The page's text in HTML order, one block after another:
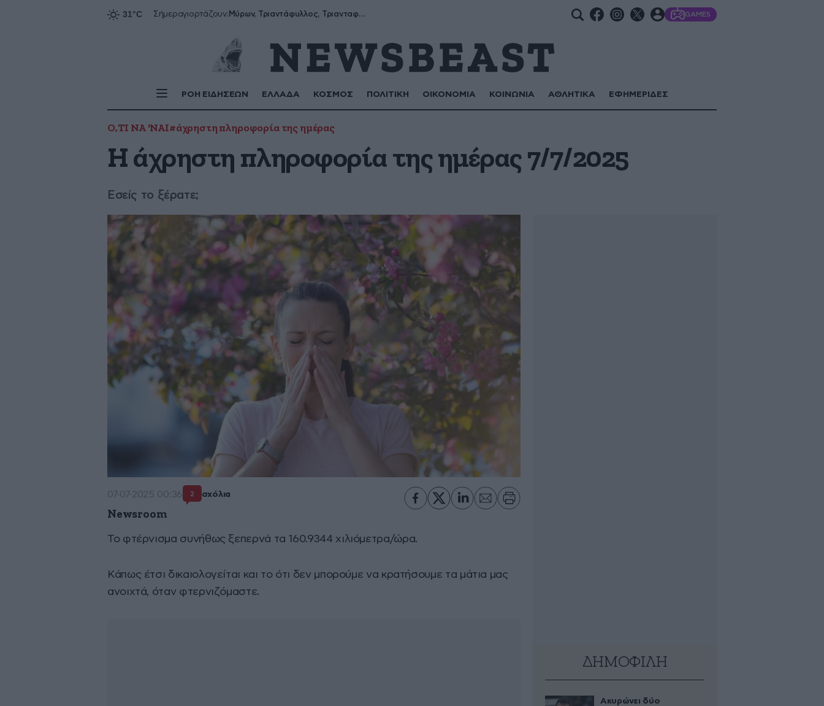
Σήμεραγιορτάζουν: Μύρων, Τριαντάφυλλος, Τριανταφυλλιά, Φυλλιώ, Ρόζα GAMES
ΡΟΗ ΕΙΔΗΣΕΩΝ ΕΛΛΑΔΑ ΚΟΣΜΟΣ ΠΟΛΙΤΙΚΗ ΟΙΚΟΝΟΜΙΑ ΚΟΙΝΩΝΙΑ ΑΘΛΗΤΙΚΑ ΕΦΗΜΕΡΙΔΕΣ
Ο,ΤΙ ΝΑ 'ΝΑΙ#άχρηστη πληροφορία της ημέρας
Η άχρηστη πληροφορία της ημέρας 7/7/2025
Εσείς το ξέρατε;
07·07·2025 00:36 2 σχόλια
Newsroom
Το φτέρνισμα συνήθως ξεπερνά τα 160.9344 χιλιόμετρα/ώρα.
Κάπως έτσι δικαιολογείται και το ότι δεν μπορούμε να κρατήσουμε τα μάτια μας
ανοιχτά, όταν φτερνιζόμαστε.
ΔΗΜΟΦΙΛΗ
Ακυρώνει δύο